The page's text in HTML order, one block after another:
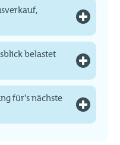
belastet
für's nächste